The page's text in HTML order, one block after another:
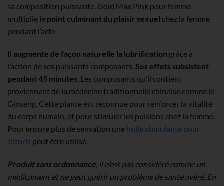
sa composition puissante. Gold Max Pink pour femme
multiplie le point culminant du plaisir sexuel chez la femme
pendant l’acte.
Il augmente de façon naturelle la lubrification grâce à
l’action de ses puissants composants. Ses effets subsistent
pendant 45 minutes. Les composants qu’il contient
proviennent de la médecine traditionnelle chinoise comme le
Ginseng. Cette plante est reconnue pour renforcer la vitalité
du corps humain, et pour stimuler les pulsions chez la femme.
Pour encore plus de sensation une huile stimulante pour
clitoris peut être utilisé.
Produit sans ordonnance, il n’est pas considéré comme un
médicament et ne peut guérir un problème de santé avéré. En